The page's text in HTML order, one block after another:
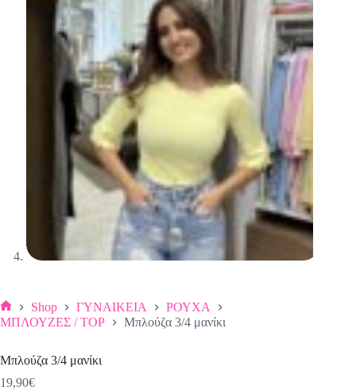
Αρχική
Shop ΓΥΝΑΙΚΕΙΑ
ΡΟΥΧΑ
ΜΠΛΟΥΖΕΣ / TOP
Μπλούζα 3/4 μανίκι
Μπλούζα 3/4 μανίκι
19,90€